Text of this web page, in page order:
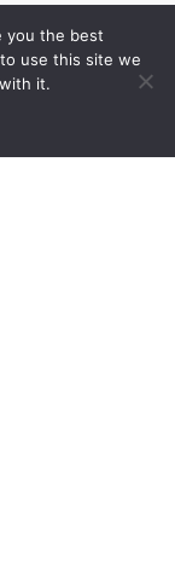
you the best
use this site we
it.